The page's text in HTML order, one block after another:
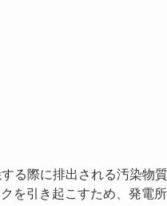
る際に排出される汚染物
を引き起こすため、発電所